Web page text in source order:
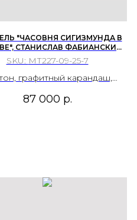
"ЧАСОВНЯ СИГИЗМУНДА В
СТАНИСЛАВ ФАБИАНСКИЙ
FABIANSKI). РУБЕЖ XIX - XX
ВЕКОВ.
SKU: МТ227-09-25-7
графитный карандаш,
87 000 р.